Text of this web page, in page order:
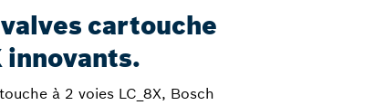
cartouche
innovants.
à 2 voies LC_8X, Bosch